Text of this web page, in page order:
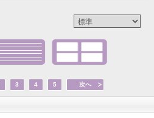
3 4 5 次へ